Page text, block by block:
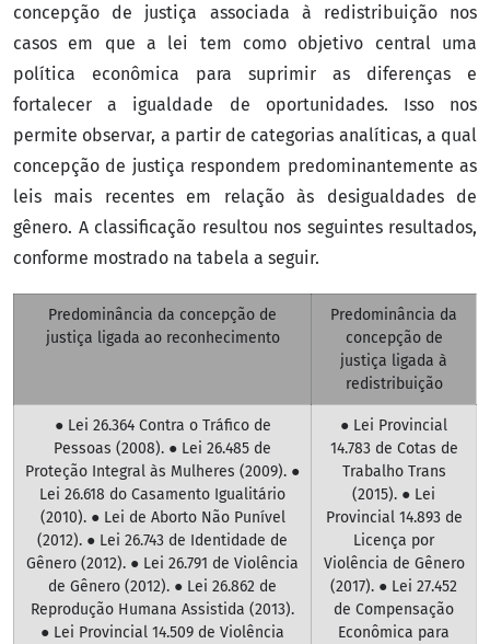
concepção de justiça associada à redistribuição nos
casos em que a lei tem como objetivo central uma
política econômica para suprimir as diferenças e
fortalecer a igualdade de oportunidades. Isso nos
permite observar, a partir de categorias analíticas, a qual
concepção de justiça respondem predominantemente as
leis mais recentes em relação às desigualdades de
gênero. A classificação resultou nos seguintes resultados,
conforme mostrado na tabela a seguir.
Predominância da concepção de
justiça ligada ao reconhecimento
Predominância da
concepção de
justiça ligada à
redistribuição
● Lei 26.364 Contra o Tráfico de
Pessoas (2008). ● Lei 26.485 de
Proteção Integral às Mulheres (2009). ●
Lei 26.618 do Casamento Igualitário
(2010). ● Lei de Aborto Não Punível
(2012). ● Lei 26.743 de Identidade de
Gênero (2012). ● Lei 26.791 de Violência
de Gênero (2012). ● Lei 26.862 de
Reprodução Humana Assistida (2013).
● Lei Provincial 14.509 de Violência
● Lei Provincial
14.783 de Cotas de
Trabalho Trans
(2015). ● Lei
Provincial 14.893 de
Licença por
Violência de Gênero
(2017). ● Lei 27.452
de Compensação
Econômica para